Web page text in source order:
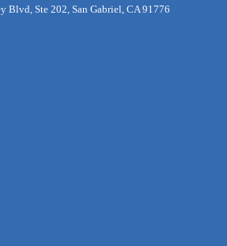
Blvd, Ste 202, San Gabriel, CA 91776